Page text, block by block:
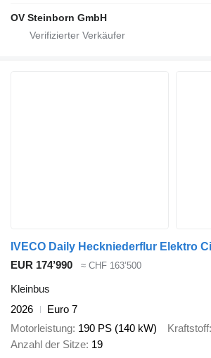
OV Steinborn GmbH
IVECO Daily Heckniederflur Elektro
EUR 174’990
≈ CHF 163’500
Kleinbus
2026
Euro 7
Motorleistung 190 PS (140 kW) Kraftstoff
Anzahl der Sitze 19